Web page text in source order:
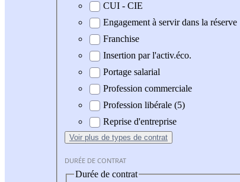
CUI - CIE
Engagement à servir dans la réserve
Franchise
Insertion par l'activ.éco.
Portage salarial
Profession commerciale
Profession libérale (5)
Reprise d'entreprise
Voir plus de types de contrat
DURÉE DE CONTRAT
Durée de contrat